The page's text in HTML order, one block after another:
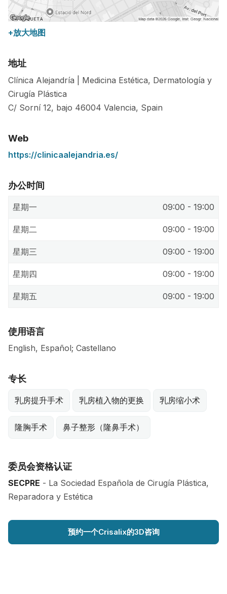
+放大地图
地址
Clínica Alejandría | Medicina Estética, Dermatología y
Cirugía Plástica
C/ Sorní 12, bajo 46004 Valencia, Spain
Web
https://clinicaalejandria.es/
办公时间
星期一 09:00 - 19:00
星期二 09:00 - 19:00
星期三 09:00 - 19:00
星期四 09:00 - 19:00
星期五 09:00 - 19:00
使用语言
English, Español; Castellano
专长
乳房提升手术 乳房植入物的更换 乳房缩小术
隆胸手术 鼻子整形（隆鼻手术）
委员会资格认证
SECPRE - La Sociedad Española de Cirugía Plástica,
Reparadora y Estética
预约一个Crisalix的3D咨询